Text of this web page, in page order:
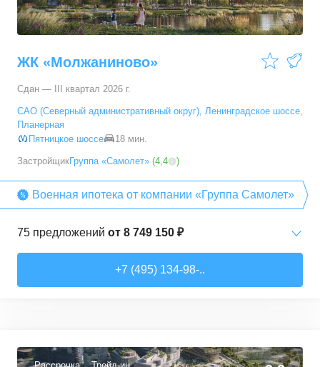
53,6–96,9м² 29 предложений
66,6– 89,3м² предложений
94,7– 94,7м² 1 предложение
ЖК «Молжаниново»
Сдан — III квартал 2026 г.
САО (Северный административный округ), Ленинградское шоссе,
Планерная
Пятницкое шоссе
18 мин.
ЗастройщикГруппа «Самолет» (4,4 )
Военная ипотека от компании «Группа Самолет»
75 предложений от 8 749 150 ₽
+7 (495) 134-98-..